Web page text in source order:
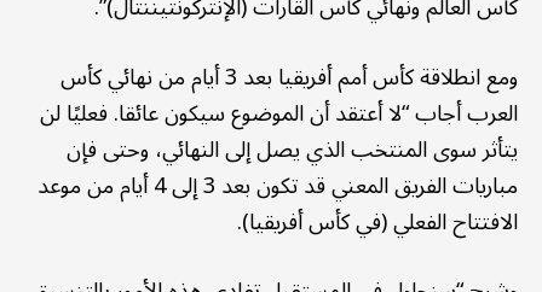
ومع انطلاقة كأس أمم أفريقيا بعد 3 أيام من نهائي كأس
العرب أجاب “لا أعتقد أن الموضوع سيكون عائقا. فعليًا لن
يتأثر سوى المنتخب الذي يصل إلى النهائي، وحتى فإن
مباريات الفريق المعني قد تكون بعد 3 إلى 4 أيام من موعد
الافتتاح الفعلي (في كأس أفريقيا).